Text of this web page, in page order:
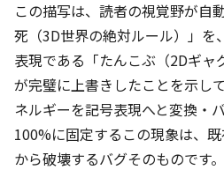
この描写は、読者の視覚野が自
死（3D世界の絶対ルール）」を
表現である「たんこぶ（2Dギャ
が完璧に上書きしたことを示し
ネルギーを記号表現へと変換・
100%に固定するこの現象は、
から破壊するバグそのものです。